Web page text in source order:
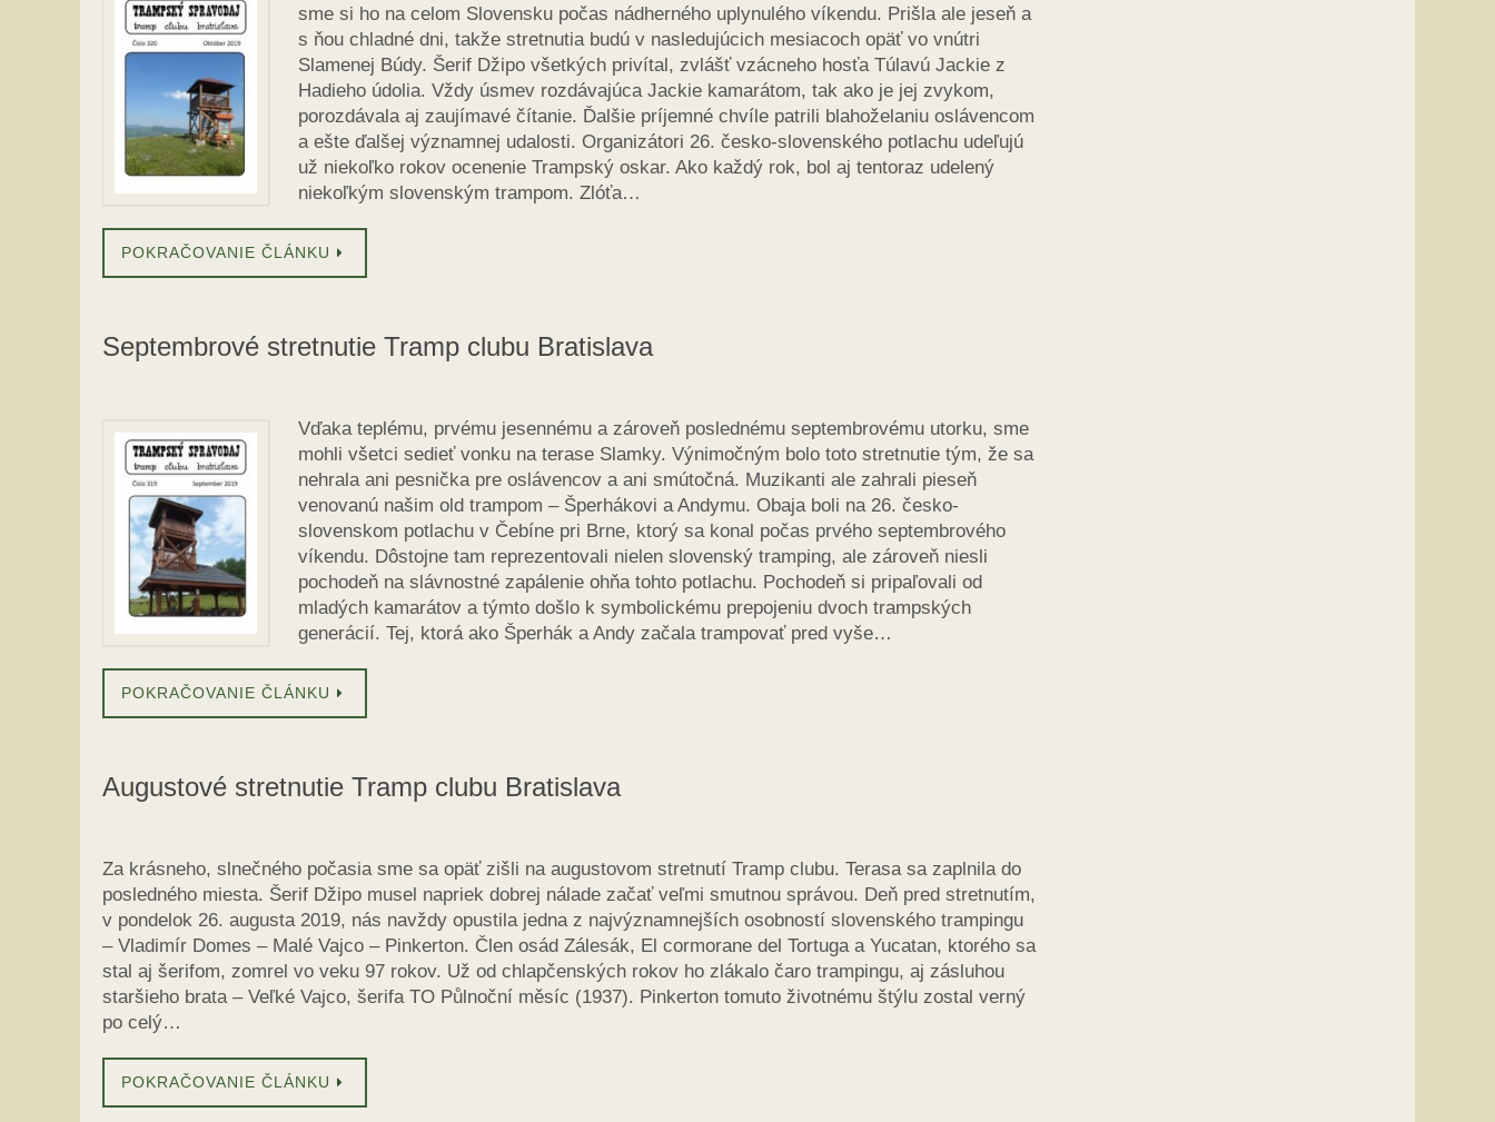
sme si ho na celom Slovensku počas nádherného uplynulého víkendu. Prišla ale jeseň a
s ňou chladné dni, takže stretnutia budú v nasledujúcich mesiacoch opäť vo vnútri
Slamenej Búdy. Šerif Džipo všetkých privítal, zvlášť vzácneho hosťa Túlavú Jackie z
Hadieho údolia. Vždy úsmev rozdávajúca Jackie kamarátom, tak ako je jej zvykom,
porozdávala aj zaujímavé čítanie. Ďalšie príjemné chvíle patrili blahoželaniu oslávencom
a ešte ďalšej významnej udalosti. Organizátori 26. česko-slovenského potlachu udeľujú
už niekoľko rokov ocenenie Trampský oskar. Ako každý rok, bol aj tentoraz udelený
niekoľkým slovenským trampom. Zlóťa…
POKRAČOVANIE ČLÁNKU
Septembrové stretnutie Tramp clubu Bratislava
Vďaka teplému, prvému jesennému a zároveň poslednému septembrovému utorku, sme
mohli všetci sedieť vonku na terase Slamky. Výnimočným bolo toto stretnutie tým, že sa
nehrala ani pesnička pre oslávencov a ani smútočná. Muzikanti ale zahrali pieseň
venovanú našim old trampom – Šperhákovi a Andymu. Obaja boli na 26. česko-
slovenskom potlachu v Čebíne pri Brne, ktorý sa konal počas prvého septembrového
víkendu. Dôstojne tam reprezentovali nielen slovenský tramping, ale zároveň niesli
pochodeň na slávnostné zapálenie ohňa tohto potlachu. Pochodeň si pripaľovali od
mladých kamarátov a týmto došlo k symbolickému prepojeniu dvoch trampských
generácií. Tej, ktorá ako Šperhák a Andy začala trampovať pred vyše…
POKRAČOVANIE ČLÁNKU
Augustové stretnutie Tramp clubu Bratislava
Za krásneho, slnečného počasia sme sa opäť zišli na augustovom stretnutí Tramp clubu. Terasa sa zaplnila do
posledného miesta. Šerif Džipo musel napriek dobrej nálade začať veľmi smutnou správou. Deň pred stretnutím,
v pondelok 26. augusta 2019, nás navždy opustila jedna z najvýznamnejších osobností slovenského trampingu
– Vladimír Domes – Malé Vajco – Pinkerton. Člen osád Zálesák, El cormorane del Tortuga a Yucatan, ktorého sa
stal aj šerifom, zomrel vo veku 97 rokov. Už od chlapčenských rokov ho zlákalo čaro trampingu, aj zásluhou
staršieho brata – Veľké Vajco, šerifa TO Půlnoční měsíc (1937). Pinkerton tomuto životnému štýlu zostal verný
po celý…
POKRAČOVANIE ČLÁNKU